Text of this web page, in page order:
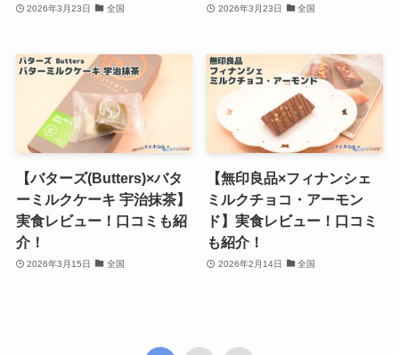
2026年3月23日 全国 2026年3月23日 全国
【バターズ(Butters)×バタ
ーミルクケーキ 宇治抹茶】
実食レビュー！口コミも紹
介！
2026年3月15日 全国
【無印良品×フィナンシェ
ミルクチョコ・アーモン
ド】実食レビュー！口コミ
も紹介！
2026年2月14日 全国